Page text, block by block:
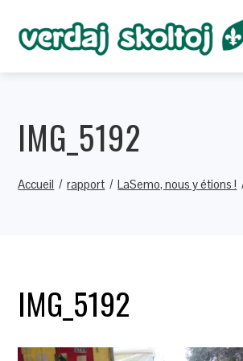
IMG_5192
Accueil rapport LaSemo, nous y étions !
IMG_5192